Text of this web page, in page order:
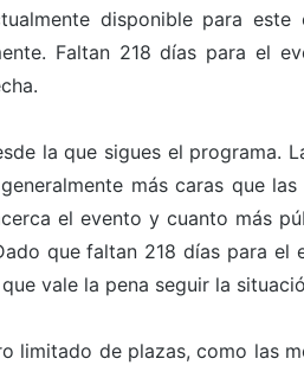
disponible para
Faltan 218 días para el
la que sigues el programa.
más caras que
el evento y cuanto más
que faltan 218 días para el
vale la pena seguir la
de plazas, como las